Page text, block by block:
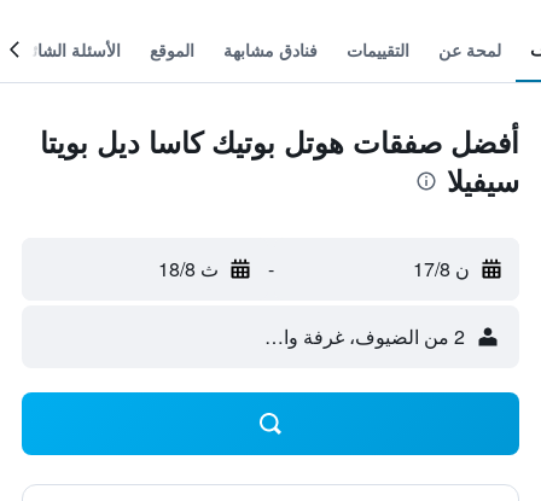
لمحة عن التقييمات فنادق مشابهة الموقع الأسئلة الشائعة
أفضل صفقات هوتل بوتيك كاسا ديل بويتا
سيفيلا
ن 17/8 - ث 18/8
2 من الضيوف، غرفة واحدة